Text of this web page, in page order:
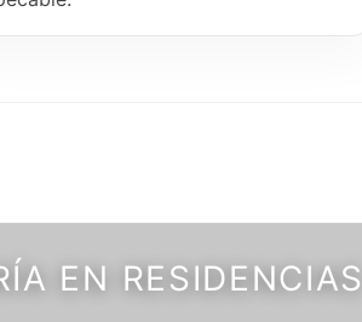
EN RESIDENCIAS